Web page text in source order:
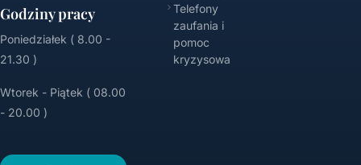
Godziny pracy
Poniedziałek ( 8.00 -
21.30 )
Wtorek - Piątek ( 08.00
- 20.00 )
Telefony
zaufania i
pomoc
kryzysowa